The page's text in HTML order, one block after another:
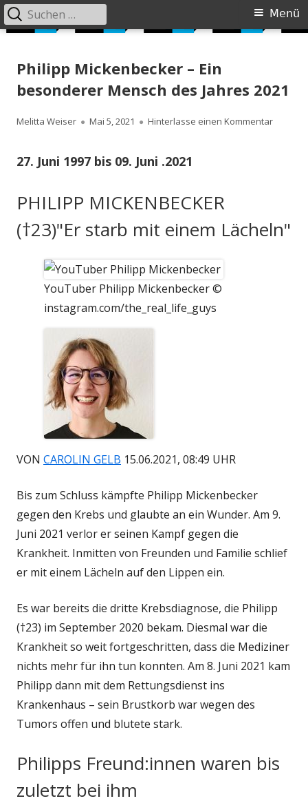
zum
Primäres
Menü
Suchen
nach:
Philipp Mickenbecker – Ein
besonderer Mensch des Jahres 2021
Autor
Melitta Weiser
Veröffentlicht
Mai 5, 2021 Hinterlasse einen Kommentarzu
27. Juni 1997 bis 09. Juni .2021
PHILIPP MICKENBECKER
(†23)"Er starb mit einem Lächeln"
YouTuber Philipp Mickenbecker ©
instagram.com/the_real_life_guys
VON CAROLIN GELB 15.06.2021, 08:49 UHR
Bis zum Schluss kämpfte Philipp Mickenbecker
gegen den Krebs und glaubte an ein Wunder. Am 9.
Juni 2021 verlor er seinen Kampf gegen die
Krankheit. Inmitten von Freunden und Familie schlief
er mit einem Lächeln auf den Lippen ein.
Es war bereits die dritte Krebsdiagnose, die Philipp
(†23) im September 2020 bekam. Diesmal war die
Krankheit so weit fortgeschritten, dass die Mediziner
nichts mehr für ihn tun konnten. Am 8. Juni 2021 kam
Philipp dann mit dem Rettungsdienst ins
Krankenhaus – sein Brustkorb war wegen des
Tumors offen und blutete stark.
Philipps Freund:innen waren bis
zuletzt bei ihm